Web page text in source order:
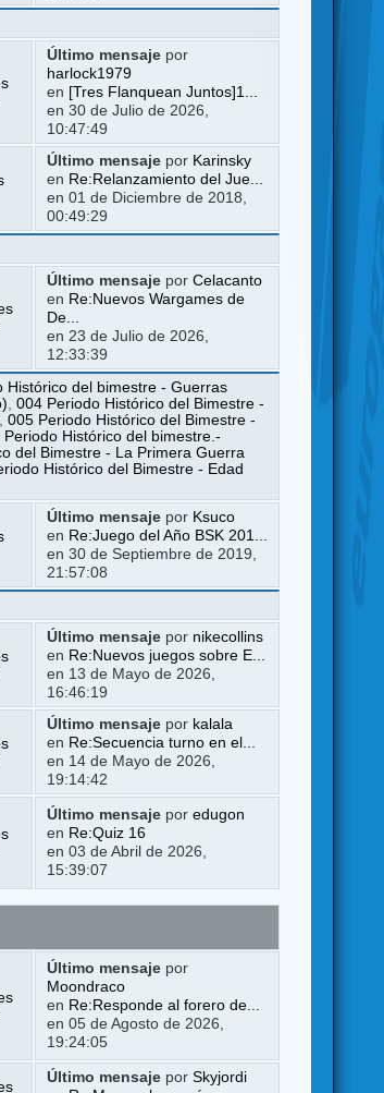
Último mensajepor
harlock1979
en [Tres Flanquean Juntos]1...
en 30 de Julio de 2026,
10:47:49
Último mensajepor Karinsky
en Re:Relanzamiento del Jue...
en 01 de Diciembre de 2018,
00:49:29
Último mensajepor Celacanto
en Re:Nuevos Wargames de
De...
en 23 de Julio de 2026,
12:33:39
Histórico del bimestre - Guerras
,004 Periodo Histórico del Bimestre -
,005 Periodo Histórico del Bimestre -
Periodo Histórico del bimestre.-
del Bimestre - La Primera Guerra
Histórico del Bimestre - Edad
Último mensajepor Ksuco
en Re:Juego del Año BSK 201...
en 30 de Septiembre de 2019,
21:57:08
Último mensajepor nikecollins
en Re:Nuevos juegos sobre E...
en 13 de Mayo de 2026,
16:46:19
Último mensajepor kalala
en Re:Secuencia turno en el...
en 14 de Mayo de 2026,
19:14:42
Último mensajepor edugon
en Re:Quiz 16
en 03 de Abril de 2026,
15:39:07
Último mensajepor
Moondraco
en Re:Responde al forero de...
en 05 de Agosto de 2026,
19:24:05
Último mensajepor Skyjordi